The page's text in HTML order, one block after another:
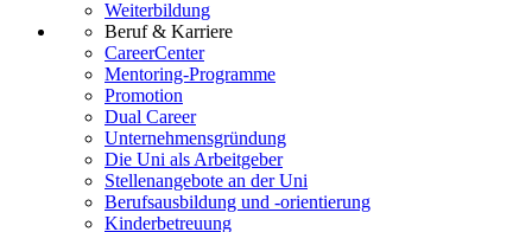
Weiterbildung
Beruf & Karriere
CareerCenter
Mentoring-Programme
Promotion
Dual Career
Unternehmensgründung
Die Uni als Arbeitgeber
Stellenangebote an der Uni
Berufsausbildung und -orientierung
Kinderbetreuung